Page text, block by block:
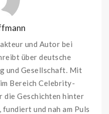
und Autor bei
über deutsche
und Gesellschaft. Mit
Bereich Celebrity-
die Geschichten hinter
und nah am Puls